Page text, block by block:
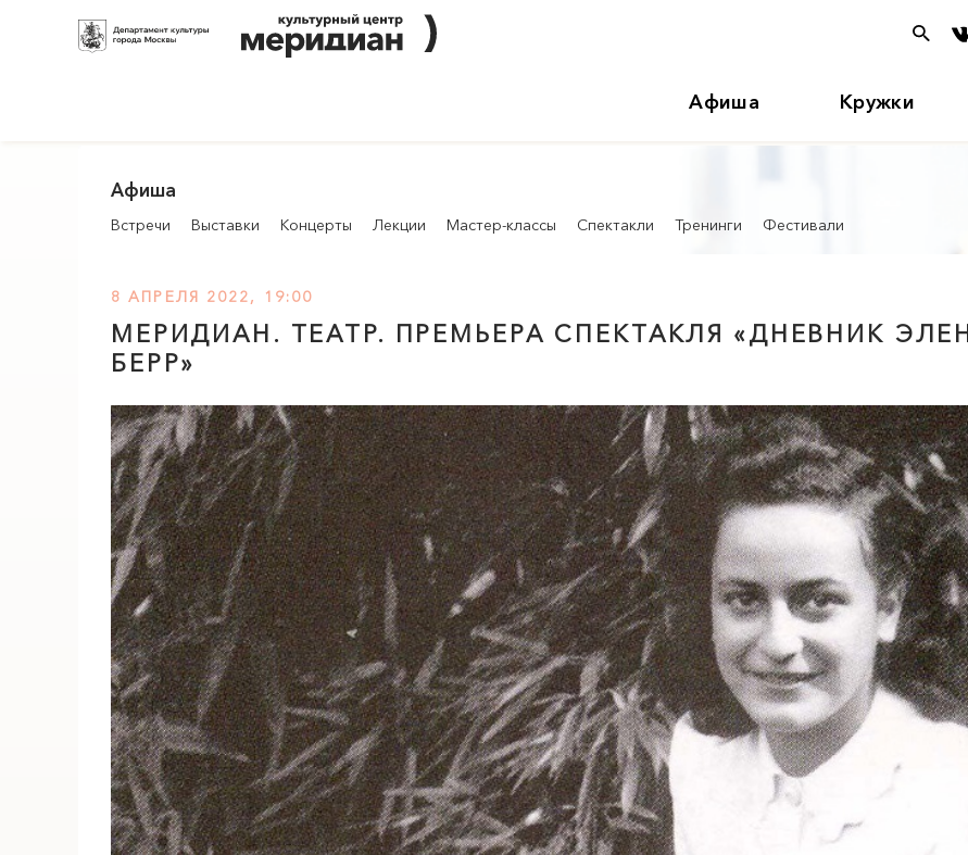
Афиша Кружки
Афиша
Встречи Выставки Концерты Лекции Мастер-классы Спектакли Тренинги Фестивали
8 АПРЕЛЯ 2022, 19:00
МЕРИДИАН . ТЕАТР. ПРЕМЬЕРА СПЕКТАКЛЯ «ДНЕВНИК ЭЛЕН
БЕРР»